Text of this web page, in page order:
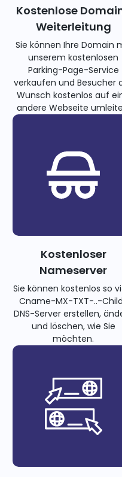
Kostenlose
Weiterleitung
Sie können Ihre Domain
unserem kostenlosen
Parking-Page-Service
verkaufen und Besucher
Wunsch kostenlos auf
andere Webseite
Kostenloser
Nameserver
Sie können kostenlos so
Cname-MX-TXT-..-
DNS-Server erstellen,
und löschen, wie Sie
möchten.